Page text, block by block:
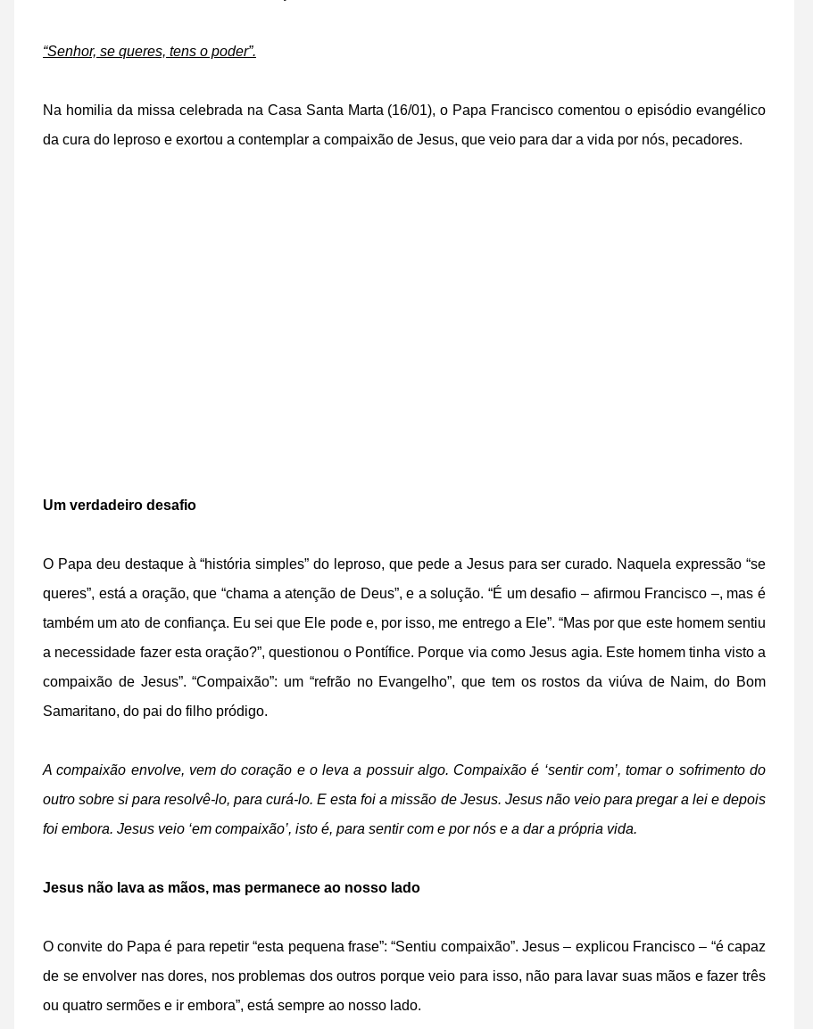
“Senhor, se queres, tens o poder”.
Na homilia da missa celebrada na Casa Santa Marta (16/01), o Papa Francisco comentou o episódio evangélico
da cura do leproso e exortou a contemplar a compaixão de Jesus, que veio para dar a vida por nós, pecadores.
Um verdadeiro desafio
O Papa deu destaque à “história simples” do leproso, que pede a Jesus para ser curado. Naquela expressão “se
queres”, está a oração, que “chama a atenção de Deus”, e a solução. “É um desafio – afirmou Francisco –, mas é
também um ato de confiança. Eu sei que Ele pode e, por isso, me entrego a Ele”. “Mas por que este homem sentiu
a necessidade fazer esta oração?”, questionou o Pontífice. Porque via como Jesus agia. Este homem tinha visto a
compaixão de Jesus”. “Compaixão”: um “refrão no Evangelho”, que tem os rostos da viúva de Naim, do Bom
Samaritano, do pai do filho pródigo.
A compaixão envolve, vem do coração e o leva a possuir algo. Compaixão é ‘sentir com’, tomar o sofrimento do
outro sobre si para resolvê-lo, para curá-lo. E esta foi a missão de Jesus. Jesus não veio para pregar a lei e depois
foi embora. Jesus veio ‘em compaixão’, isto é, para sentir com e por nós e a dar a própria vida.
Jesus não lava as mãos, mas permanece ao nosso lado
O convite do Papa é para repetir “esta pequena frase”: “Sentiu compaixão”. Jesus – explicou Francisco – “é capaz
de se envolver nas dores, nos problemas dos outros porque veio para isso, não para lavar suas mãos e fazer três
ou quatro sermões e ir embora”, está sempre ao nosso lado.